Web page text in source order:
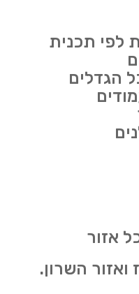
לפי תכנית
הגדלים
אזור
השרון.